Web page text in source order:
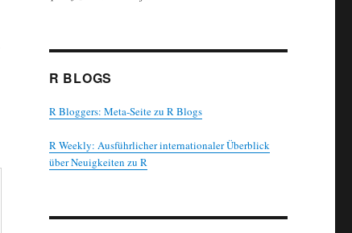
R BLOGS
R Bloggers: Meta-Seite zu R Blogs
R Weekly: Ausführlicher internationaler Überblick
über Neuigkeiten zu R